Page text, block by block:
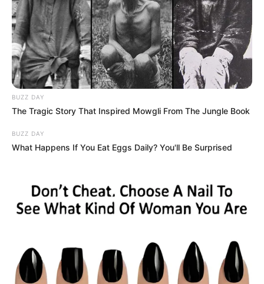
BUZZ DAY
The Tragic Story That Inspired Mowgli From The Jungle Book
BUZZ DAY
What Happens If You Eat Eggs Daily? You'll Be Surprised